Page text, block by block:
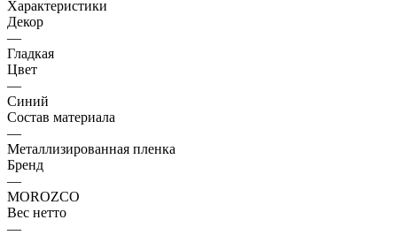
Характеристики
Декор
—
Гладкая
Цвет
—
Синий
Состав материала
—
Металлизированная пленка
Бренд
—
MOROZCO
Вес нетто
—